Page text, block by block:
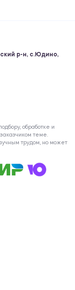
р-н, с.Юдино,
обработке и
теме.
трудом, но может